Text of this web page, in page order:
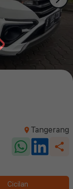
Tangerang
Cicilan